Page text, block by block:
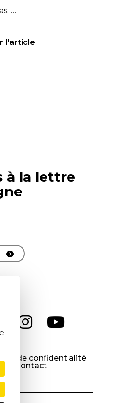
…
l'article
à la lettre
de confidentialité
Contact